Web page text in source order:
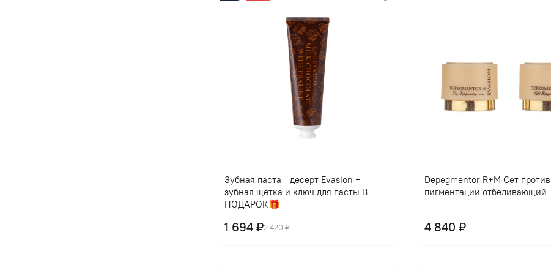
Зубная паста - десерт Evasion +
зубная щётка и ключ для пасты В
ПОДАРОК🎁
2 420 ₽
1 694 ₽
Depegmentor R+M Сет против
пигментации отбеливающий
4 840 ₽
В корзину